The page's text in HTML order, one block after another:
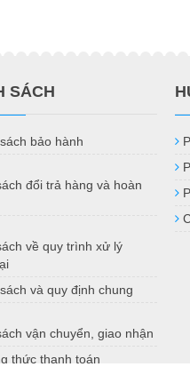
SÁCH
bảo hành
đổi trả hàng và hoàn
về quy trình xử lý
và quy định chung
vận chuyển, giao nhận
thức thanh toán